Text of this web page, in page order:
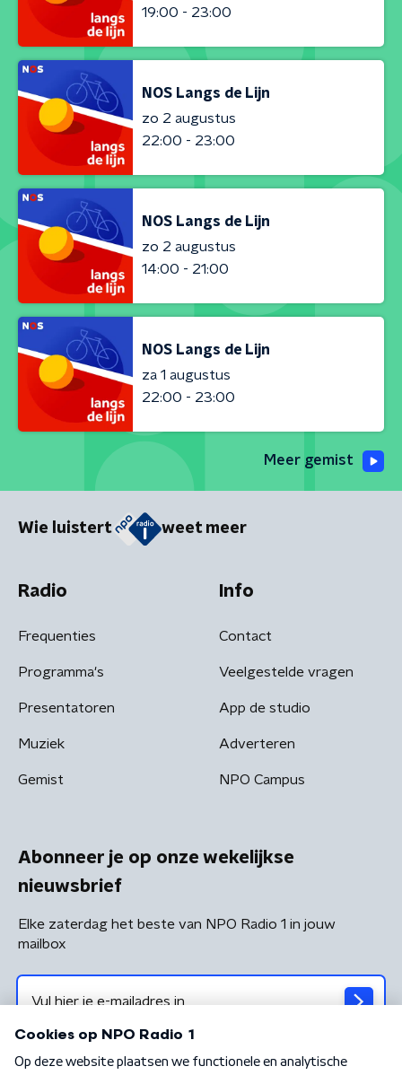
19:00 - 23:00
NOS Langs de Lijn
zo 2 augustus
22:00 - 23:00
NOS Langs de Lijn
zo 2 augustus
14:00 - 21:00
NOS Langs de Lijn
za 1 augustus
22:00 - 23:00
Meer gemist
Wie luistert weet meer
Radio
Frequenties
Programma's
Presentatoren
Muziek
Gemist
Info
Contact
Veelgestelde vragen
App de studio
Adverteren
NPO Campus
Abonneer je op onze wekelijkse
nieuwsbrief
Elke zaterdag het beste van NPO Radio 1 in jouw
mailbox